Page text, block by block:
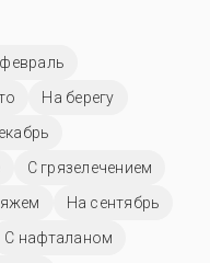
На берегу
С грязелечением
На сентябрь
С нафталаном